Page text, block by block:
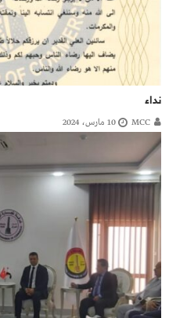
نداء
MCC 10 مارس، 2024